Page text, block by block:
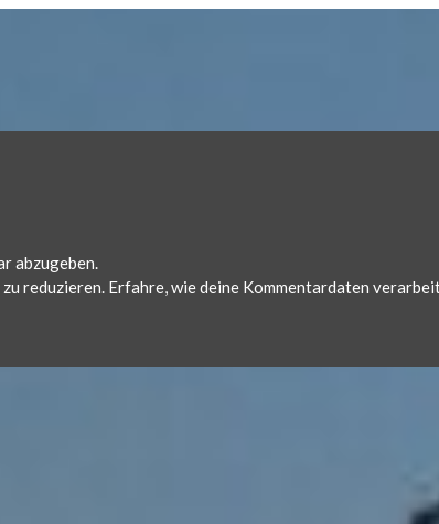
abzugeben.
reduzieren. Erfahre, wie deine Kommentardaten